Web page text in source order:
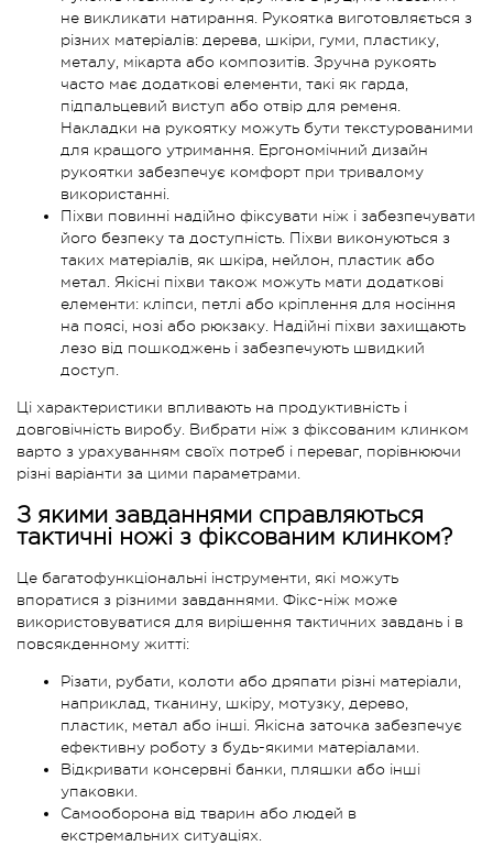
не викликати натирання. Рукоятка виготовляється з
різних матеріалів: дерева, шкіри, гуми, пластику,
металу, мікарта або композитів. Зручна рукоять
часто має додаткові елементи, такі як гарда,
підпальцевий виступ або отвір для ременя.
Накладки на рукоятку можуть бути текстурованими
для кращого утримання. Ергономічний дизайн
рукоятки забезпечує комфорт при тривалому
використанні.
Піхви повинні надійно фіксувати ніж і забезпечувати
його безпеку та доступність. Піхви виконуються з
таких матеріалів, як шкіра, нейлон, пластик або
метал. Якісні піхви також можуть мати додаткові
елементи: кліпси, петлі або кріплення для носіння
на поясі, нозі або рюкзаку. Надійні піхви захищають
лезо від пошкоджень і забезпечують швидкий
доступ.
Ці характеристики впливають на продуктивність і
довговічність виробу. Вибрати ніж з фіксованим клинком
варто з урахуванням своїх потреб і переваг, порівнюючи
різні варіанти за цими параметрами.
З якими завданнями справляються
тактичні ножі з фіксованим клинком?
Це багатофункціональні інструменти, які можуть
впоратися з різними завданнями. Фікс-ніж може
використовуватися для вирішення тактичних завдань і в
повсякденному житті:
Різати, рубати, колоти або дряпати різні матеріали,
наприклад, тканину, шкіру, мотузку, дерево,
пластик, метал або інші. Якісна заточка забезпечує
ефективну роботу з будь-якими матеріалами.
Відкривати консервні банки, пляшки або інші
упаковки.
Самооборона від тварин або людей в
екстремальних ситуаціях.